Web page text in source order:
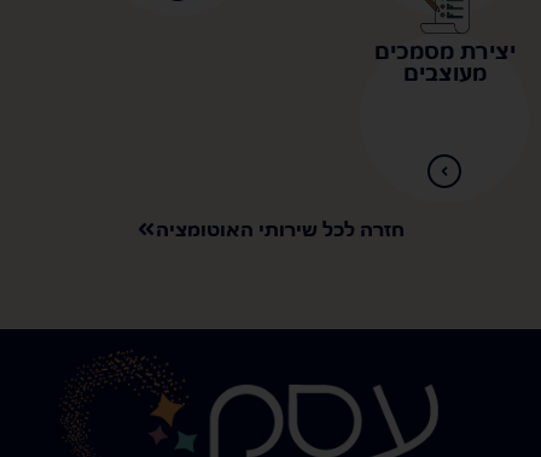
יצירת מסמכים
מעוצבים
חזרה לכל שירותי האוטומציה